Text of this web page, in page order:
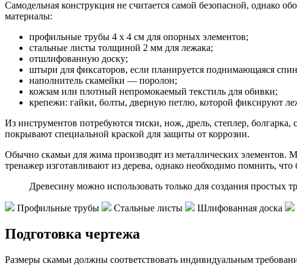
Самодельная конструкция не считается самой безопасной, однако
материалы:
профильные трубы 4 х 4 см для опорных элементов;
стальные листы толщиной 2 мм для лежака;
отшлифованную доску;
штыри для фиксаторов, если планируется поднимающаяся
наполнитель скамейки — поролон;
кожзам или плотный непромокаемый текстиль для обивки;
крепежи: гайки, болты, дверную петлю, которой фиксируют
Из инструментов потребуются тиски, нож, дрель, степлер,
покрывают специальной краской для защиты от коррозии.
Обычно скамьи для жима производят из металлических элементов.
тренажер изготавливают из дерева, однако необходимо помнить,
Древесину можно использовать только для создания простых
Профильные трубы Стальные листы Шлифованная доска
Подготовка чертежа
Размеры скамьи должны соответствовать индивидуальным